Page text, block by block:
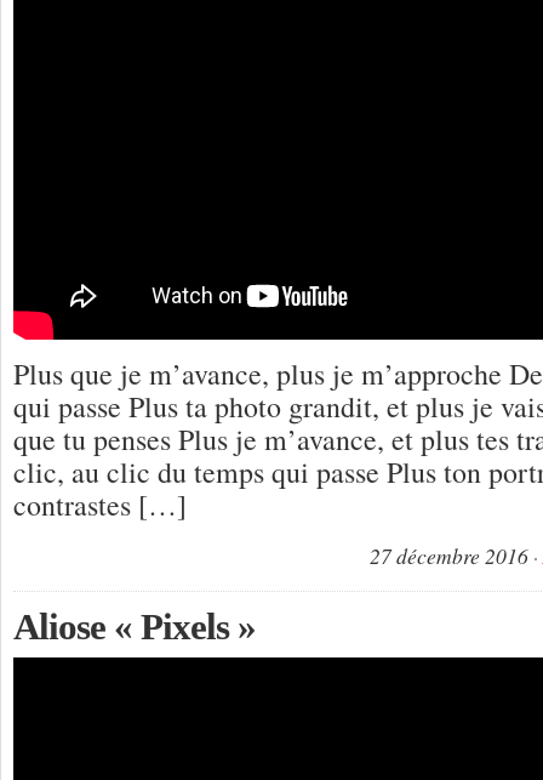
Plus que je m’avance, plus je m’approche
qui passe Plus ta photo grandit, et plus je
que tu penses Plus je m’avance, et plus tes
clic, au clic du temps qui passe Plus ton
contrastes […]
27 décembre 2016
Aliose « Pixels »